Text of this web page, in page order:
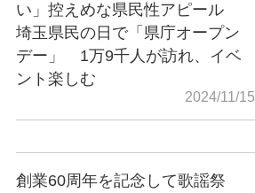
い」控えめな県民性アピール
埼玉県民の日で「県庁オープン
デー」 1万9千人が訪れ、イベ
ント楽しむ
2024/11/15
創業60周年を記念して歌謡祭